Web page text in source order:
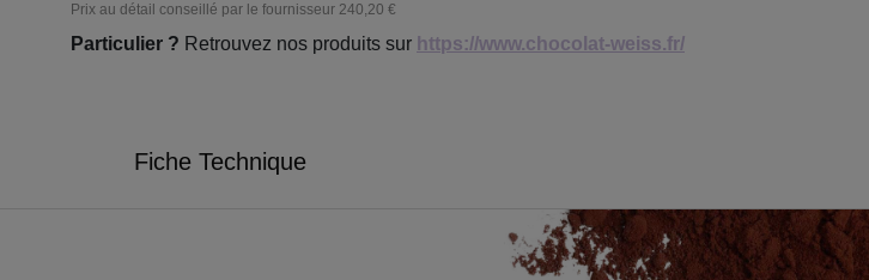
Prix au détail conseillé par le fournisseur 240,20 €
Particulier ? Retrouvez nos produits sur https://www.chocolat-weiss.fr/
Fiche Technique